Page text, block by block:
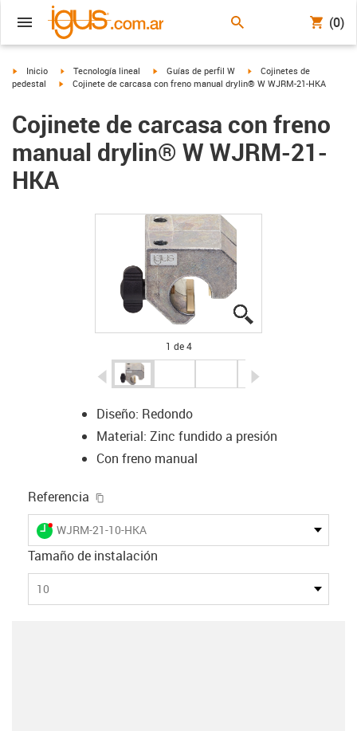
(0)
igus-icon-arrow-right
Inicio igus-icon-arrow-right
Tecnología lineal igus-icon-arrow-right
Guías de perfil W igus-icon-arrow-right
Cojinetes de
pedestal
igus-icon-arrow-right
Cojinete de carcasa con freno manual drylin® W WJRM-21-HKA
Cojinete de carcasa con freno
manual drylin® W WJRM-21-
HKA
1 de 4
igus-icon-arrow-left
Diseño: Redondo
Material: Zinc fundido a presión
Con freno manual
Referencia
igus-icon-lieferzeit-dot
WJRM-21-10-HKA
Tamaño de instalación
10